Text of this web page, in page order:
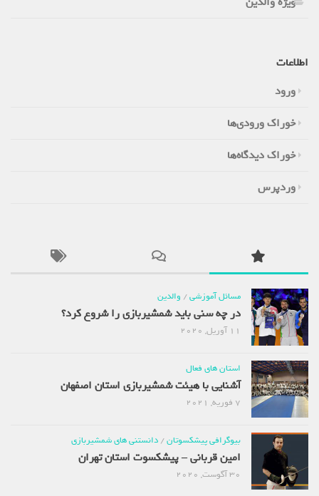
اطلاعات
ورود
خوراک ورودی‌ها
خوراک دیدگاه‌ها
وردپرس
مسائل آموزشی/والدین
در چه سنی باید شمشیربازی را شروع کرد؟
استان های فعال
آشنایی با هیئت شمشیربازی استان اصفهان
بیوگرافی پیشکسوتان/دانستنی های شمشیربازی
امین قربانی – پیشکسوت استان تهران